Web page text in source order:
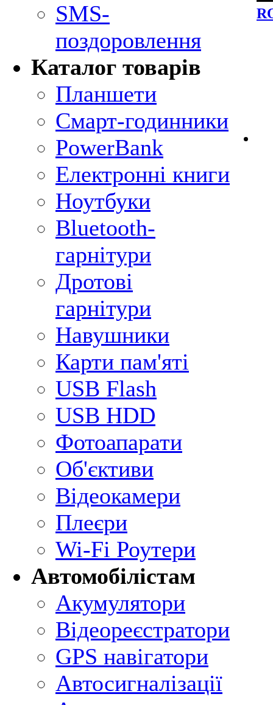
SMS-
поздоровлення
Каталог товарів
Планшети
Смарт-годинники
PowerBank
Електронні книги
Ноутбуки
Bluetooth-
гарнітури
Дротові
гарнітури
Навушники
Карти пам'яті
USB Flash
USB HDD
Фотоапарати
Об'єктиви
Відеокамери
Плеєри
Wi-Fi Роутери
Автомобілістам
Акумулятори
Відеореєстратори
GPS навігатори
Автосигналізації